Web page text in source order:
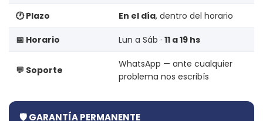
🕐 Plazo En el día, dentro del horario
📅 Horario Lun a Sáb · 11 a 19 hs
💬 Soporte
WhatsApp — ante cualquier
problema nos escribís
🛡️ GARANTÍA PERMANENTE